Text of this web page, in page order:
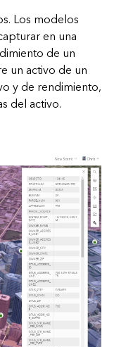
Los modelos
en una
de un
un activo de un
y de rendimiento,
del activo.